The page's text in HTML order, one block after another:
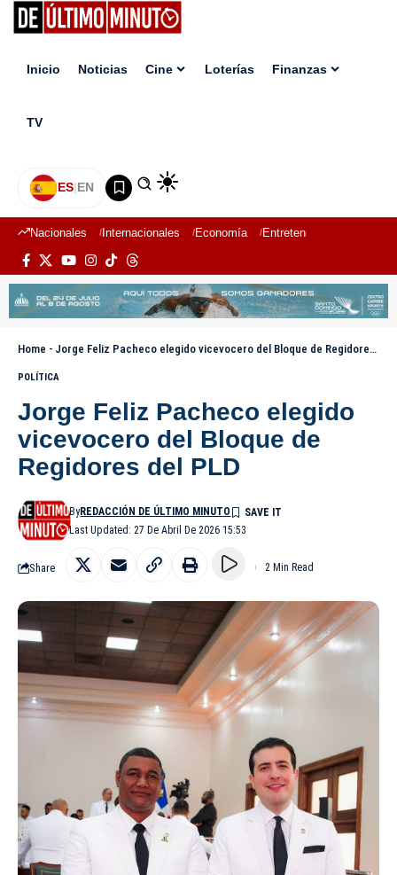
Inicio Noticias Cine Loterías Finanzas
TV
ES|EN
Nacionales Internacionales Economía Entretenimiento
Home - Jorge Feliz Pacheco elegido vicevocero del Bloque de Regidores del PLD
POLÍTICA
Jorge Feliz Pacheco elegido
vicevocero del Bloque de
Regidores del PLD
Last Updated: 27 De Abril De 2026 15:53
ByREDACCIÓN DE ÚLTIMO MINUTO
Share 2 Min Read